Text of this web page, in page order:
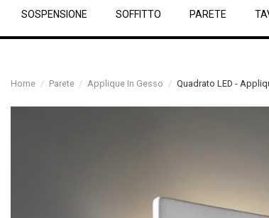
SOSPENSIONE SOFFITTO PARETE
Home Parete Applique In Gesso Quadrato LED -